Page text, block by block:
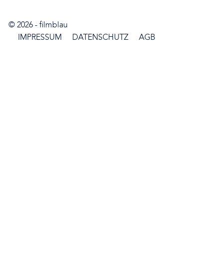
© 2026 - filmblau
IMPRESSUM
DATENSCHUTZ AGB